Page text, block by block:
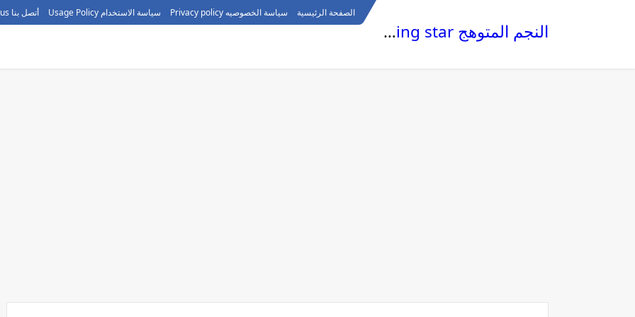
الصفحة الرئيسية سياسة الخصوصيه Privacy policy سياسة الاستخدام Usage Policy أتصل بنا call us
النجم المتوهج The glowing star